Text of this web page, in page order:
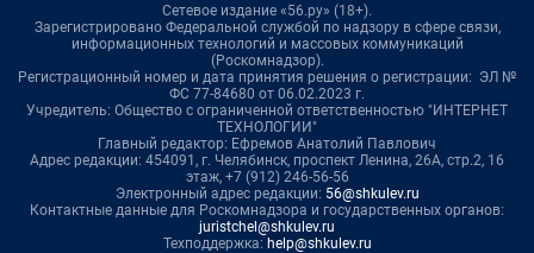
Сетевое издание «56.ру» (18+).
Зарегистрировано Федеральной службой по надзору в сфере связи,
информационных технологий и массовых коммуникаций
(Роскомнадзор).
Регистрационный номер и дата принятия решения о регистрации: ЭЛ №
ФС 77-84680 от 06.02.2023 г.
Учредитель: Общество с ограниченной ответственностью "ИНТЕРНЕТ
ТЕХНОЛОГИИ"
Главный редактор: Ефремов Анатолий Павлович
Адрес редакции: 454091, г. Челябинск, проспект Ленина, 26А, стр.2, 16
этаж, +7 (912) 246-56-56
Электронный адрес редакции: 56@shkulev.ru
Контактные данные для Роскомнадзора и государственных органов:
juristchel@shkulev.ru
Техподдержка: help@shkulev.ru